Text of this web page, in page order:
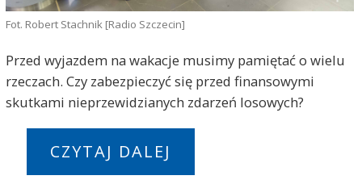
Fot. Robert Stachnik [Radio Szczecin]
Przed wyjazdem na wakacje musimy pamiętać o wielu
rzeczach. Czy zabezpieczyć się przed finansowymi
skutkami nieprzewidzianych zdarzeń losowych?
CZYTAJ DALEJ